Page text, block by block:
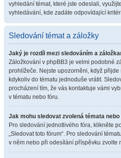
vyhledání témat, které jste odeslali,
vyhledávání, kde zadáte odpovídající
Sledování témat a záložky
Jaký je rozdíl mezi sledováním a
Záložkování v phpBB3 je velmi podobné
prohlížeče. Nejste upozorněni, když
kdykoliv do tématu jednoduše vrátit.
procházení tím, že vás kontaktuje vámi
v tématu nebo fóru.
Jak mohu sledovat zvolená témata nebo
Pro sledování jednotlivého fóra, klikněte
„Sledovat toto fórum“. Pro sledování
v něm nebo při odesílání příspěvku zvolte